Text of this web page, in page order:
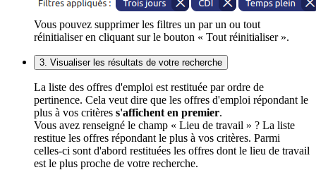
Vous pouvez supprimer les filtres un par un ou tout
réinitialiser en cliquant sur le bouton « Tout réinitialiser ».
3. Visualiser les résultats de votre recherche
La liste des offres d'emploi est restituée par ordre de
pertinence. Cela veut dire que les offres d'emploi répondant le
plus à vos critères s'affichent en premier.
Vous avez renseigné le champ « Lieu de travail » ? La liste
restitue les offres répondant le plus à vos critères. Parmi
celles-ci sont d'abord restituées les offres dont le lieu de travail
est le plus proche de votre recherche.